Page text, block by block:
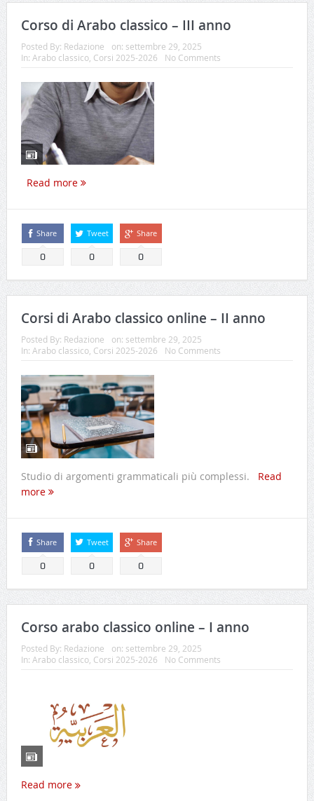
Corso di Arabo classico – III anno
Posted By: Redazione on: settembre 29, 2025
In: Arabo classico, Corsi 2025-2026 No Comments
Read more
Share
0
Tweet
0
Share
0
Corsi di Arabo classico online – II anno
Posted By: Redazione on: settembre 29, 2025
In: Arabo classico, Corsi 2025-2026 No Comments
Studio di argomenti grammaticali più complessi. Read
more
Share
0
Tweet
0
Share
0
Corso arabo classico online – I anno
Posted By: Redazione on: settembre 29, 2025
In: Arabo classico, Corsi 2025-2026 No Comments
Read more